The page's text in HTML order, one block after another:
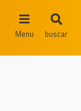
Menu buscar